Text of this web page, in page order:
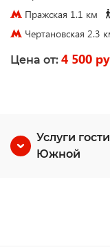
Пражская 1.1 км
Чертановская 2.3
Цена от: 4 500
Услуги
Южной